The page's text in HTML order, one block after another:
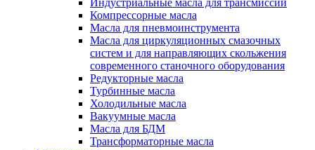
Индустриальные масла для трансмиссий
Компрессорные масла
Масла для пневмоинструмента
Масла для циркуляционных смазочных
систем и для направляющих скольжения
современного станочного оборудования
Редукторные масла
Турбинные масла
Холодильные масла
Вакуумные масла
Масла для БДМ
Трансформаторные масла